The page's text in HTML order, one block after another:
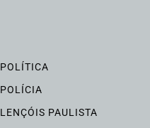
POLÍTICA
POLÍCIA
LENÇÓIS PAULISTA